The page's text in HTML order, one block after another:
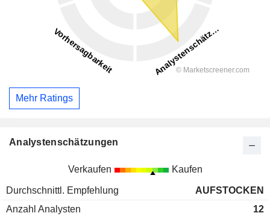
Mehr Ratings
Analystenschätzungen
Verkaufen Kaufen
Durchschnittl. Empfehlung
AUFSTOCKEN
Anzahl Analysten
12